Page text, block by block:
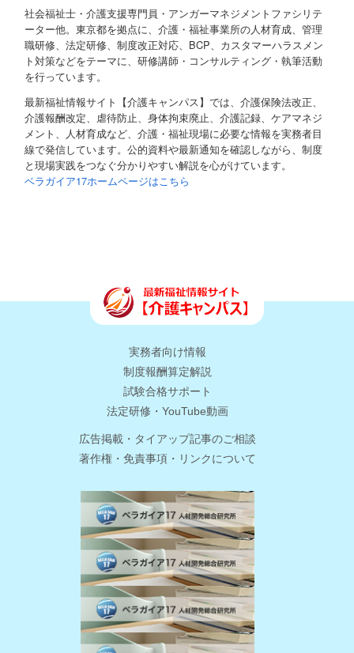
社会福祉士・介護支援専門員・アンガーマネジメントファシリテ
ーター他。東京都を拠点に、介護・福祉事業所の人材育成、管理
職研修、法定研修、制度改正対応、BCP、カスタマーハラスメン
ト対策などをテーマに、研修講師・コンサルティング・執筆活動
を行っています。
最新福祉情報サイト【介護キャンパス】では、介護保険法改正、
介護報酬改定、虐待防止、身体拘束廃止、介護記録、ケアマネジ
メント、人材育成など、介護・福祉現場に必要な情報を実務者目
線で発信しています。公的資料や最新通知を確認しながら、制度
と現場実践をつなぐ分かりやすい解説を心がけています。
ベラガイア17ホームページはこちら
実務者向け情報
制度報酬算定解説
試験合格サポート
法定研修・YouTube動画
広告掲載・タイアップ記事のご相談
著作権・免責事項・リンクについて